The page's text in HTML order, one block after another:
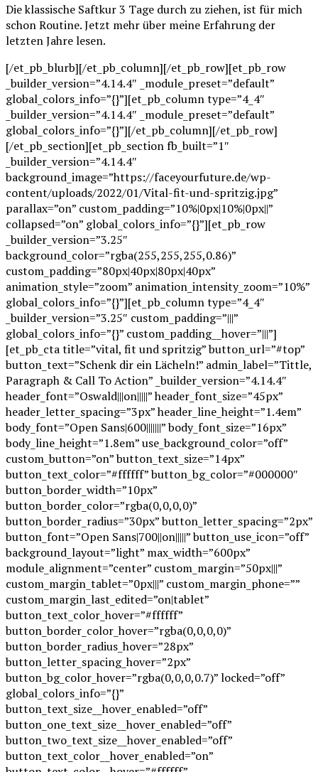
Die klassische Saftkur 3 Tage durch zu ziehen, ist für mich
schon Routine. Jetzt mehr über meine Erfahrung der
letzten Jahre lesen.
[/et_pb_blurb][/et_pb_column][/et_pb_row][et_pb_row
_builder_version=”4.14.4″ _module_preset=”default”
global_colors_info=”{}”][et_pb_column type=”4_4″
_builder_version=”4.14.4″ _module_preset=”default”
global_colors_info=”{}”][/et_pb_column][/et_pb_row]
[/et_pb_section][et_pb_section fb_built=”1″
_builder_version=”4.14.4″
background_image=”https://faceyourfuture.de/wp-
content/uploads/2022/01/Vital-fit-und-spritzig.jpg”
parallax=”on” custom_padding=”10%|0px|10%|0px||”
collapsed=”on” global_colors_info=”{}”][et_pb_row
_builder_version=”3.25″
background_color=”rgba(255,255,255,0.86)”
custom_padding=”80px|40px|80px|40px”
animation_style=”zoom” animation_intensity_zoom=”10%”
global_colors_info=”{}”][et_pb_column type=”4_4″
_builder_version=”3.25″ custom_padding=”|||”
global_colors_info=”{}” custom_padding__hover=”|||”]
[et_pb_cta title=”vital, fit und spritzig” button_url=”#top”
button_text=”Schenk dir ein Lächeln!” admin_label=”Tittle,
Paragraph & Call To Action” _builder_version=”4.14.4″
header_font=”Oswald|||on|||||” header_font_size=”45px”
header_letter_spacing=”3px” header_line_height=”1.4em”
body_font=”Open Sans|600|||||||” body_font_size=”16px”
body_line_height=”1.8em” use_background_color=”off”
custom_button=”on” button_text_size=”14px”
button_text_color=”#ffffff” button_bg_color=”#000000″
button_border_width=”10px”
button_border_color=”rgba(0,0,0,0)”
button_border_radius=”30px” button_letter_spacing=”2px”
button_font=”Open Sans|700||on|||||” button_use_icon=”off”
background_layout=”light” max_width=”600px”
module_alignment=”center” custom_margin=”50px|||”
custom_margin_tablet=”0px|||” custom_margin_phone=””
custom_margin_last_edited=”on|tablet”
button_text_color_hover=”#ffffff”
button_border_color_hover=”rgba(0,0,0,0)”
button_border_radius_hover=”28px”
button_letter_spacing_hover=”2px”
button_bg_color_hover=”rgba(0,0,0,0.7)” locked=”off”
global_colors_info=”{}”
button_text_size__hover_enabled=”off”
button_one_text_size__hover_enabled=”off”
button_two_text_size__hover_enabled=”off”
button_text_color__hover_enabled=”on”